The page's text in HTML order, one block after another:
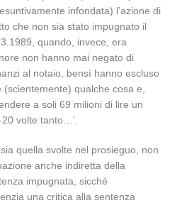
infondata) l’azione di
che non sia stato impugnato il
quando, invece, era
non hanno mai negato di
al notaio, bensì hanno escluso
qualche cosa e,
a soli 69 milioni di lire un
volte tanto…’.
quella svolte nel prosieguo, non
anche indiretta della
impugnata, sicché
una critica alla sentenza